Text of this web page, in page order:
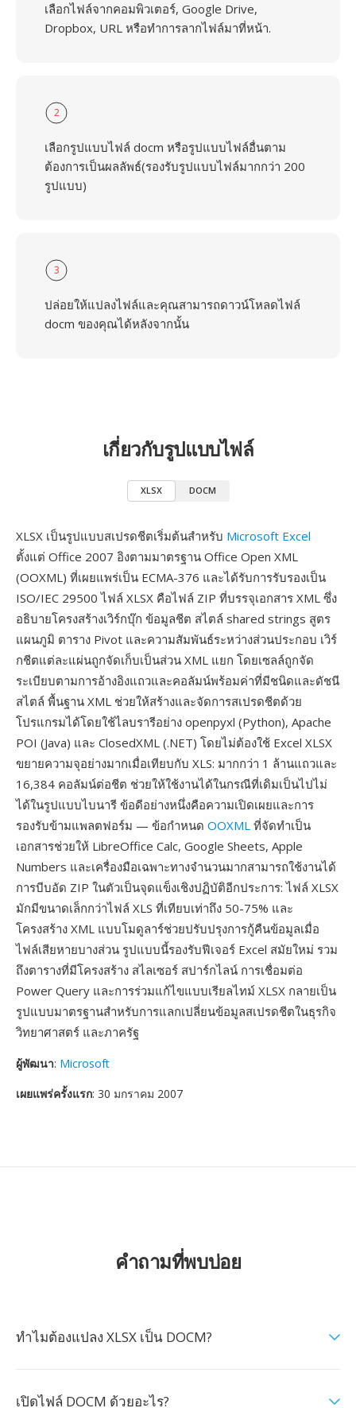
เลือกไฟล์จากคอมพิวเตอร์, Google Drive,
Dropbox, URL หรือทำการลากไฟล์มาที่หน้า.
2
เลือกรูปแบบไฟล์ docm หรือรูปแบบไฟล์อื่นตาม
ต้องการเป็นผลลัพธ์(รองรับรูปแบบไฟล์มากกว่า 200
รูปแบบ)
3
ปล่อยให้แปลงไฟล์และคุณสามารถดาวน์โหลดไฟล์
docm ของคุณได้หลังจากนั้น
เกี่ยวกับรูปแบบไฟล์
XLSX DOCM
XLSX เป็นรูปแบบสเปรดชีตเริ่มต้นสำหรับ Microsoft Excel
ตั้งแต่ Office 2007 อิงตามมาตรฐาน Office Open XML
(OOXML) ที่เผยแพร่เป็น ECMA-376 และได้รับการรับรองเป็น
ISO/IEC 29500 ไฟล์ XLSX คือไฟล์ ZIP ที่บรรจุเอกสาร XML ซึ่ง
อธิบายโครงสร้างเวิร์กบุ๊ก ข้อมูลชีต สไตล์ shared strings สูตร
แผนภูมิ ตาราง Pivot และความสัมพันธ์ระหว่างส่วนประกอบ เวิร์
กชีตแต่ละแผ่นถูกจัดเก็บเป็นส่วน XML แยก โดยเซลล์ถูกจัด
ระเบียบตามการอ้างอิงแถวและคอลัมน์พร้อมค่าที่มีชนิดและดัชนี
สไตล์ พื้นฐาน XML ช่วยให้สร้างและจัดการสเปรดชีตด้วย
โปรแกรมได้โดยใช้ไลบรารีอย่าง openpyxl (Python), Apache
POI (Java) และ ClosedXML (.NET) โดยไม่ต้องใช้ Excel XLSX
ขยายความจุอย่างมากเมื่อเทียบกับ XLS: มากกว่า 1 ล้านแถวและ
16,384 คอลัมน์ต่อชีต ช่วยให้ใช้งานได้ในกรณีที่เดิมเป็นไปไม่
ได้ในรูปแบบไบนารี ข้อดีอย่างหนึ่งคือความเปิดเผยและการ
รองรับข้ามแพลตฟอร์ม — ข้อกำหนด OOXML ที่จัดทำเป็น
เอกสารช่วยให้ LibreOffice Calc, Google Sheets, Apple
Numbers และเครื่องมือเฉพาะทางจำนวนมากสามารถใช้งานได้
การบีบอัด ZIP ในตัวเป็นจุดแข็งเชิงปฏิบัติอีกประการ: ไฟล์ XLSX
มักมีขนาดเล็กกว่าไฟล์ XLS ที่เทียบเท่าถึง 50-75% และ
โครงสร้าง XML แบบโมดูลาร์ช่วยปรับปรุงการกู้คืนข้อมูลเมื่อ
ไฟล์เสียหายบางส่วน รูปแบบนี้รองรับฟีเจอร์ Excel สมัยใหม่ รวม
ถึงตารางที่มีโครงสร้าง สไลเซอร์ สปาร์กไลน์ การเชื่อมต่อ
Power Query และการร่วมแก้ไขแบบเรียลไทม์ XLSX กลายเป็น
รูปแบบมาตรฐานสำหรับการแลกเปลี่ยนข้อมูลสเปรดชีตในธุรกิจ
วิทยาศาสตร์ และภาครัฐ
ผู้พัฒนา: Microsoft
เผยแพร่ครั้งแรก: 30 มกราคม 2007
คำถามที่พบบ่อย
ทำไมต้องแปลง XLSX เป็น DOCM?
เปิดไฟล์ DOCM ด้วยอะไร?